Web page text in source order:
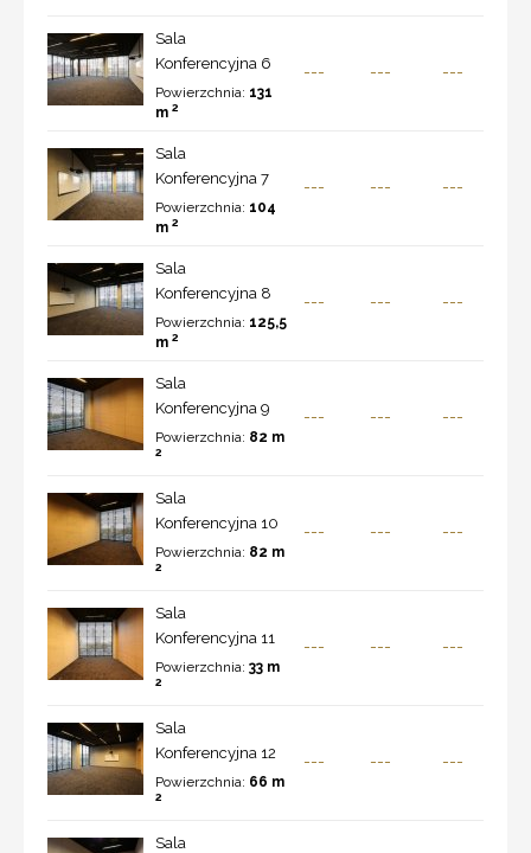
Sala
Konferencyjna 6
Powierzchnia: 131
m 2
--- --- ---
Sala
Konferencyjna 7
Powierzchnia: 104
m 2
--- --- ---
Sala
Konferencyjna 8
Powierzchnia: 125,5
m 2
--- --- ---
Sala
Konferencyjna 9
Powierzchnia: 82 m
2
--- --- ---
Sala
Konferencyjna 10
Powierzchnia: 82 m
2
--- --- ---
Sala
Konferencyjna 11
Powierzchnia: 33 m
2
--- --- ---
Sala
Konferencyjna 12
Powierzchnia: 66 m
2
--- --- ---
Sala